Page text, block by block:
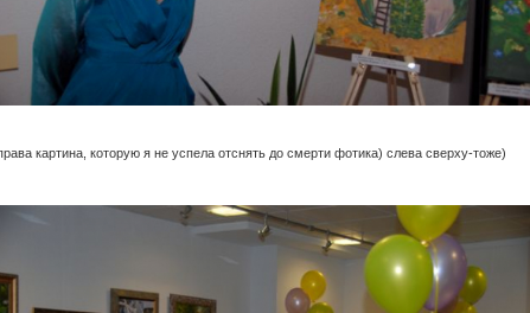
картина, которую я не успела отснять до смерти фотика) слева сверху-тоже)